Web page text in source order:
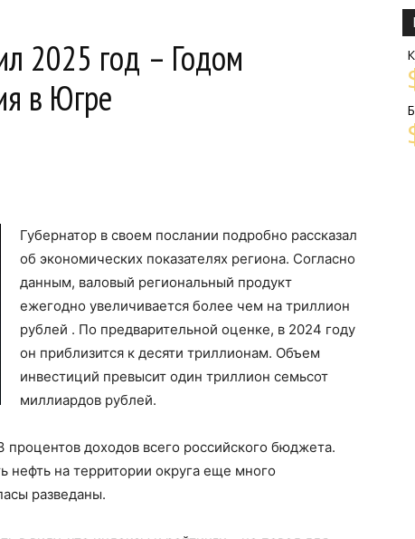
2025 год – Годом
в Югре
Губернатор в своем послании подробно рассказал
об экономических показателях региона. Согласно
данным, валовый региональный продукт
ежегодно увеличивается более чем на триллион
рублей . По предварительной оценке, в 2024 году
он приблизится к десяти триллионам. Объем
инвестиций превысит один триллион семьсот
миллиардов рублей.
доходов всего российского бюджета.
нефть на территории округа еще много
разведаны.